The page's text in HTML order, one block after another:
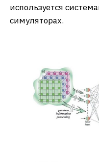
используется
симуляторах.